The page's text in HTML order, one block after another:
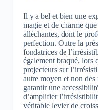
Il y a bel et bien une
magie et de charme
alléchantes, dont le
perfection. Outre la
fondatrices de
également braqué, lors
projecteurs sur
autre moyen et non
garantir une
d’amplifier
véritable levier de